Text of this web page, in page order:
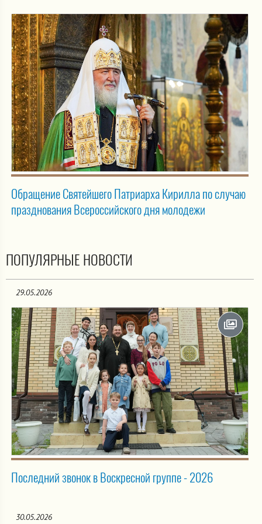
Обращение Святейшего Патриарха Кирилла по случаю
празднования Всероссийского дня молодежи
ПОПУЛЯРНЫЕ НОВОСТИ
29.05.2026
Последний звонок в Воскресной группе - 2026
30.05.2026